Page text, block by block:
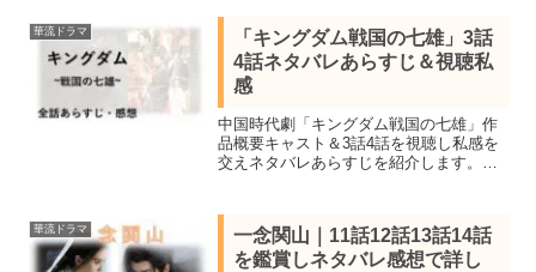
火」ネタバレあらすじを感想を交え紹
介。
華流ドラマ
「キングダム戦国の七雄」3話
4話ネタバレあらすじ＆視聴私
感
中国時代劇「キングダム戦国の七雄」作
品概要キャスト＆3話4話を視聴し私感を
交えネタバレあらすじを紹介します。人
戦国七雄の興亡をリアルに描いた本格派
歴史ドラマ
華流ドラマ
一念関山｜11話12話13話14話
を鑑賞しネタバレ感想で詳し